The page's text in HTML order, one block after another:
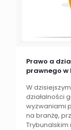
Prawo a
prawnego w
W
działalności
wyzwaniami
na branżę,